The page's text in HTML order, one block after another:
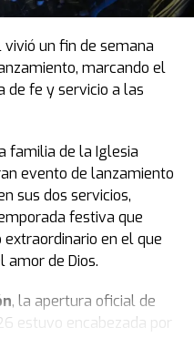
un fin de semana
marcando el
de fe y servicio a las
familia de la Iglesia
evento de lanzamiento
sus dos servicios,
festiva que
en el que
amor de Dios.
, la apertura oficial de
estuvo encabezada por